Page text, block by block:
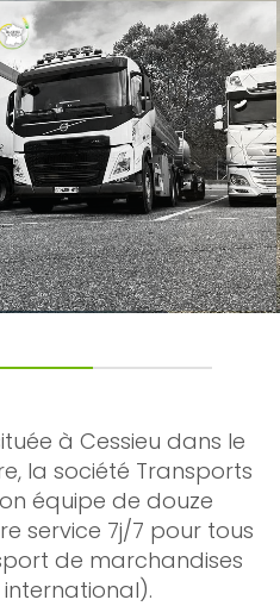
à Cessieu dans le
la société Transports
équipe de douze
service 7j/7 pour tous
de marchandises